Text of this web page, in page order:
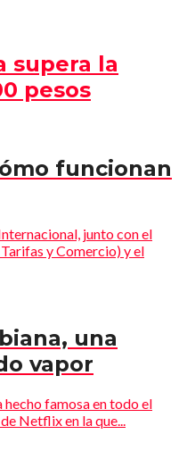
supera la
pesos
funcionan
junto con el
y Comercio) y el
una
vapor
hecho famosa en todo el
Netflix en la que...